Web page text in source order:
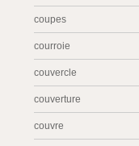
coupes
courroie
couvercle
couverture
couvre